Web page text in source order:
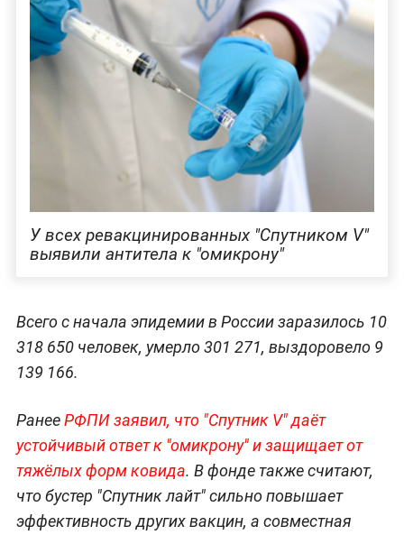
У всех ревакцинированных "Спутником V"
выявили антитела к "омикрону"
Всего с начала эпидемии в России заразилось 10
318 650 человек, умерло 301 271, выздоровело 9
139 166.
РанееРФПИ заявил, что "Спутник V" даёт
устойчивый ответ к "омикрону" и защищает от
тяжёлых форм ковида. В фонде также считают,
что бустер "Спутник лайт" сильно повышает
эффективность других вакцин, а совместная